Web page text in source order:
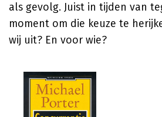
als gevolg. Juist in tijden van
moment om die keuze te
wij uit? En voor wie?